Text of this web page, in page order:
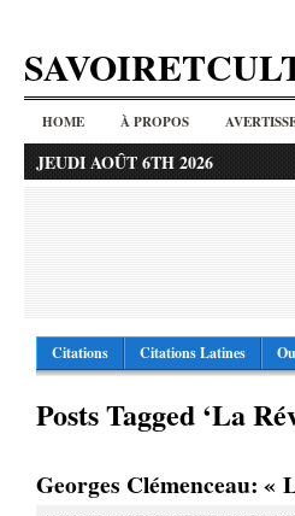
HOME À PROPOS
JEUDI AOÛT 6TH 2026
Citations Citations Latines
Posts Tagged ‘La
Georges Clémenceau: «